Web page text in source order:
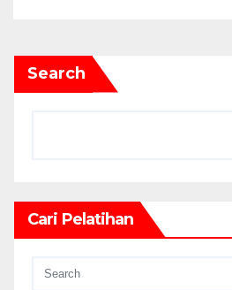
Search
Cari Pelatihan